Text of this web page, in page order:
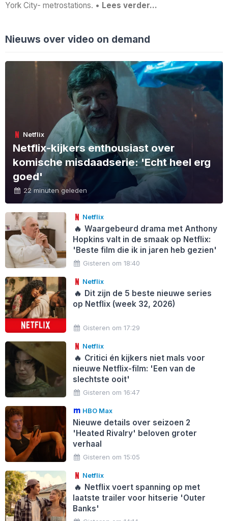
York City- metrostations. • Lees verder…
Nieuws over video on demand
Netflix
Netflix-kijkers enthousiast over
komische misdaadserie: 'Echt heel erg
goed'
22 minuten geleden
Netflix
🔥 Waargebeurd drama met Anthony
Hopkins valt in de smaak op Netflix:
'Beste film die ik in jaren heb gezien'
Gisteren om 18:40
Netflix
🔥 Dit zijn de 5 beste nieuwe series
op Netflix (week 32, 2026)
Gisteren om 17:29
Netflix
🔥 Critici én kijkers niet mals voor
nieuwe Netflix-film: 'Een van de
slechtste ooit'
Gisteren om 16:47
HBO Max
Nieuwe details over seizoen 2
'Heated Rivalry' beloven groter
verhaal
Gisteren om 15:05
Netflix
🔥 Netflix voert spanning op met
laatste trailer voor hitserie 'Outer
Banks'